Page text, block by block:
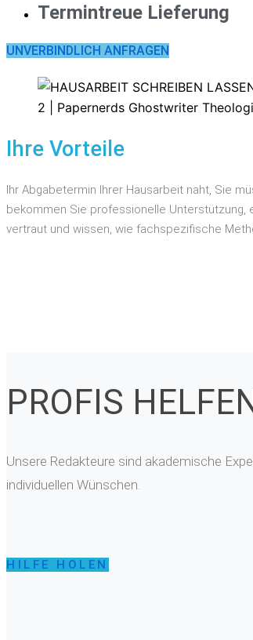
Termintreue Lieferung
UNVERBINDLICH ANFRAGEN
Ihre Vorteile
Ihr Abgabetermin Ihrer Hausarbeit naht, Sie
bekommen Sie professionelle Unterstützung,
vertraut und wissen, wie fachspezifische
PROFIS
Unsere Redakteure sind akademische
individuellen Wünschen.
HILFE HOLEN